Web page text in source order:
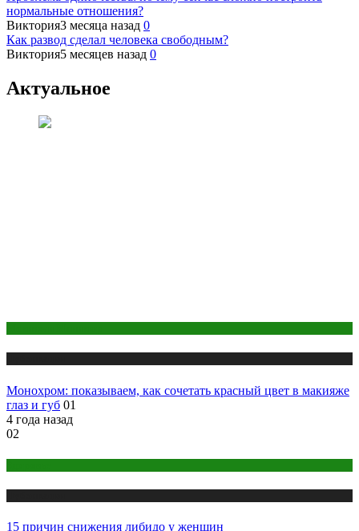
нормальные отношения?
Виктория3 месяца назад 0
Как развод сделал человека свободным?
Виктория5 месяцев назад 0
Актуальное
Монохром: показываем, как сочетать красный цвет в макияже
глаз и губ 01
4 года назад
02
15 причин снижения либидо у женщин